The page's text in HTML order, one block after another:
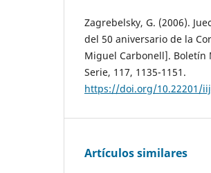
Zagrebelsky, G. (2006).
del 50 aniversario de la
Miguel Carbonell]. Boletín
Serie, 117, 1135-1151.
https://doi.org/10.22201/
Artículos similares